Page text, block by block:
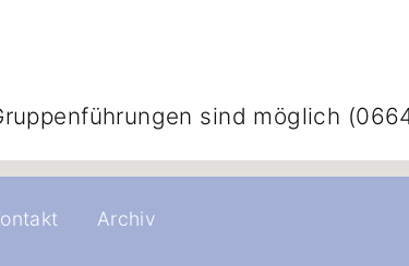
sind möglich
Archiv